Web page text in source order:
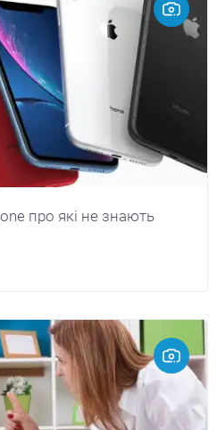
про які не знають